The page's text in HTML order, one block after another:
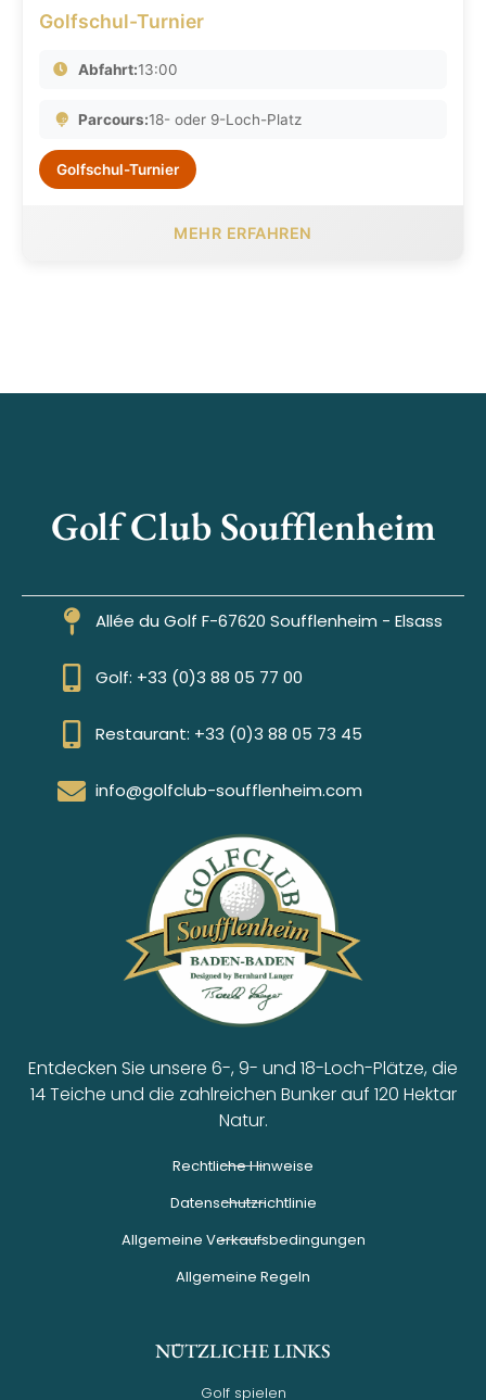
Golfschul-Turnier
Abfahrt:13:00
Parcours:18- oder 9-Loch-Platz
Golfschul-Turnier
MEHR ERFAHREN
Golf Club Soufflenheim
Allée du Golf F-67620 Soufflenheim - Elsass
Golf: +33 (0)3 88 05 77 00
Restaurant: +33 (0)3 88 05 73 45
info@golfclub-soufflenheim.com
Entdecken Sie unsere 6-, 9- und 18-Loch-Plätze, die
14 Teiche und die zahlreichen Bunker auf 120 Hektar
Natur.
Rechtliche Hinweise
Datenschutzrichtlinie
Allgemeine Verkaufsbedingungen
Allgemeine Regeln
NÜTZLICHE LINKS
Golf spielen